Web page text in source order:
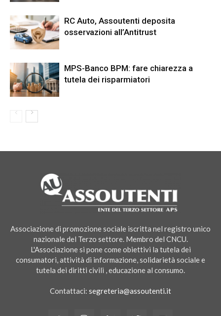
RC Auto, Assoutenti deposita
osservazioni all’Antitrust
MPS-Banco BPM: fare chiarezza a
tutela dei risparmiatori
Associazione di promozione sociale iscritta nel registro unico
nazionale del Terzo settore. Membro del CNCU.
L'Associazione si pone come obiettivi la tutela dei
consumatori, attività di informazione, solidarietà sociale e
tutela dei diritti civili , educazione al consumo.
Contattaci: segreteria@assoutenti.it